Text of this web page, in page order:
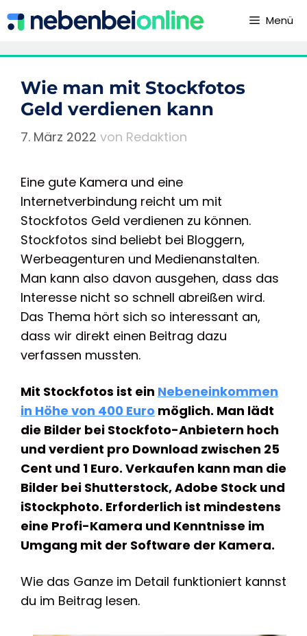
Zum
Inhalt
Menü
Wie man mit Stockfotos
Geld verdienen kann
7. März 2022 von Redaktion
Eine gute Kamera und eine
Internetverbindung reicht um mit
Stockfotos Geld verdienen zu können.
Stockfotos sind beliebt bei Bloggern,
Werbeagenturen und Medienanstalten.
Man kann also davon ausgehen, dass das
Interesse nicht so schnell abreißen wird.
Das Thema hört sich so interessant an,
dass wir direkt einen Beitrag dazu
verfassen mussten.
Mit Stockfotos ist ein Nebeneinkommen
in Höhe von 400 Euro möglich. Man lädt
die Bilder bei Stockfoto-Anbietern hoch
und verdient pro Download zwischen 25
Cent und 1 Euro. Verkaufen kann man die
Bilder bei Shutterstock, Adobe Stock und
iStockphoto. Erforderlich ist mindestens
eine Profi-Kamera und Kenntnisse im
Umgang mit der Software der Kamera.
Wie das Ganze im Detail funktioniert kannst
du im Beitrag lesen.